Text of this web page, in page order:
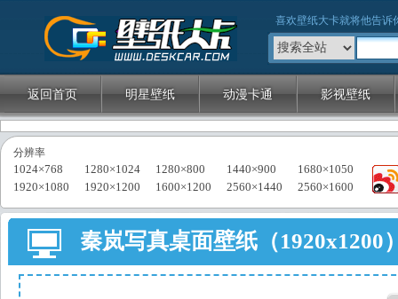
壁纸大卡 喜欢壁纸大卡就将他告诉
返回首页 明星壁纸 动漫卡通 影视壁纸
分辨率
1024×768 1280×1024 1280×800 1440×900
1680×1050
1920×1080
1920×1200 1600×1200 2560×1440 2560×1600
秦岚写真桌面壁纸（1920x1200